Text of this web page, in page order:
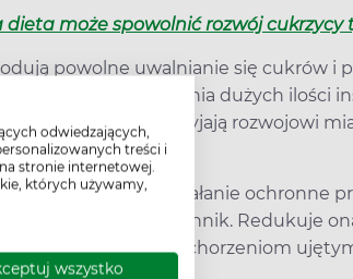
odwiedzających,
treści i
stronie internetowej.
których używamy,
wszystko
może spowolnić rozwój cukrzycy
powolne uwalnianie się cukrów i
do wydzielania dużych ilości
nasycone, które sprzyjają rozwojowi
również, że działanie ochronne
dieta bogata w błonnik. Redukuje
zapobiegając schorzeniom